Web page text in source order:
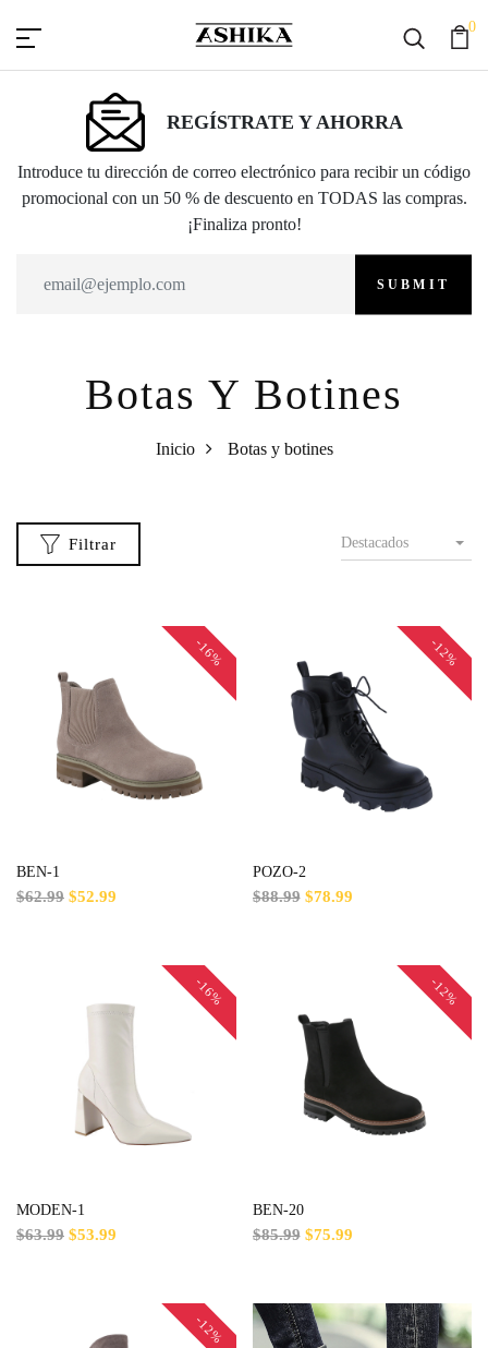
0
REGÍSTRATE Y AHORRA
Introduce tu dirección de correo electrónico para recibir un código
promocional con un 50 % de descuento en TODAS las compras.
¡Finaliza pronto!
SUBMIT
Botas Y Botines
Inicio Botas y botines
Filtrar Destacados
-16%
BEN-1
$62.99 $52.99
-12%
POZO-2
$88.99 $78.99
-16%
MODEN-1
$63.99 $53.99
-12%
BEN-20
$85.99 $75.99
-12%